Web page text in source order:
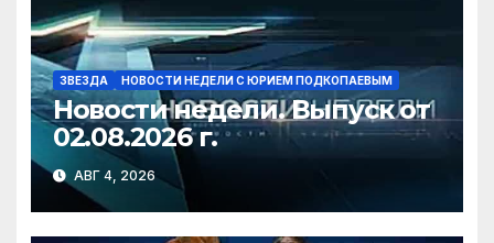
ki
ЗВЕЗДА НОВОСТИ НЕДЕЛИ С ЮРИЕМ ПОДКОПАЕВЫМ
Новости недели. Выпуск от
02.08.2026 г.
АВГ 4, 2026